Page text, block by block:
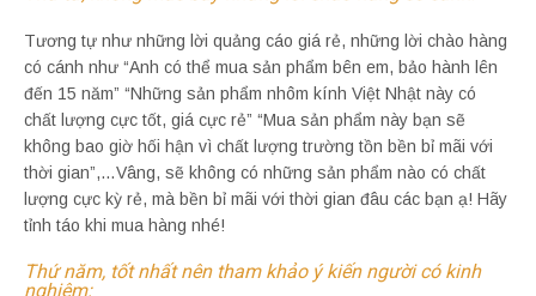
Tương tự như những lời quảng cáo giá rẻ, những lời chào hàng
có cánh như “Anh có thể mua sản phẩm bên em, bảo hành lên
đến 15 năm” “Những sản phẩm nhôm kính Việt Nhật này có
chất lượng cực tốt, giá cực rẻ” “Mua sản phẩm này bạn sẽ
không bao giờ hối hận vì chất lượng trường tồn bền bỉ mãi với
thời gian”,…Vâng, sẽ không có những sản phẩm nào có chất
lượng cực kỳ rẻ, mà bền bỉ mãi với thời gian đâu các bạn ạ! Hãy
tỉnh táo khi mua hàng nhé!
Thứ năm, tốt nhất nên tham khảo ý kiến người có kinh
nghiệm: